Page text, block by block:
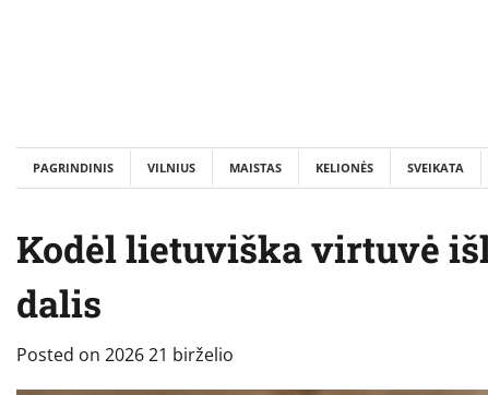
PAGRINDINIS VILNIUS MAISTAS KELIONĖS SVEIKATA
Kodėl lietuviška virtuvė
dalis
Posted on 2026 21 birželio